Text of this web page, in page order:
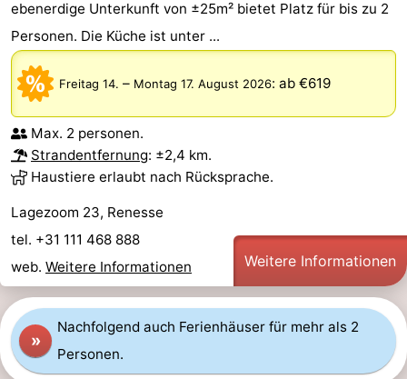
ebenerdige Unterkunft von ±25m² bietet Platz für bis zu 2
Personen. Die Küche ist unter ...
Freitag 14. – Montag 17. August 2026: ab €619
Max. 2 personen.
Strandentfernung: ±2,4 km.
Haustiere erlaubt nach Rücksprache.
Lagezoom 23, Renesse
tel. +31 111 468 888
web. Weitere Informationen Weitere Informationen
»
Nachfolgend auch Ferienhäuser für mehr als 2
Personen.